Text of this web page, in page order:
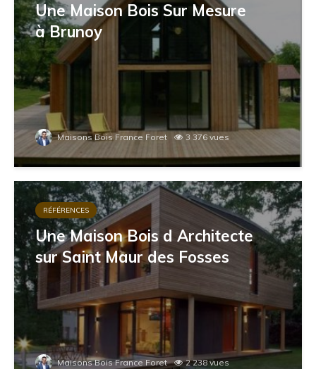
Une Maison Bois Sur Mesure
à Brunoy
Maisons Bois France Foret 3 376 vues
RÉFÉRENCES
Une Maison Bois d Architecte
sur Saint Maur des Fosses
Maisons Bois France Foret 2 238 vues